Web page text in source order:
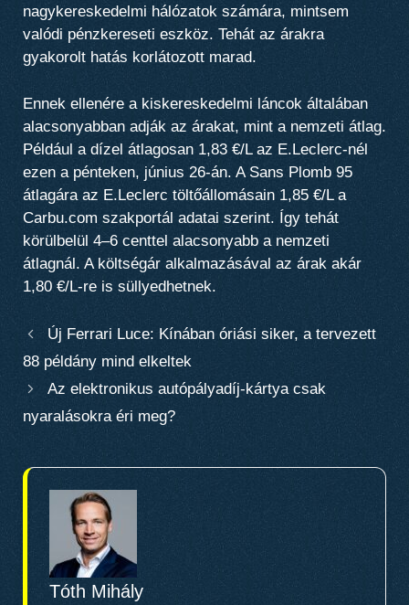
nagykereskedelmi hálózatok számára, mintsem
valódi pénzkereseti eszköz. Tehát az árakra
gyakorolt hatás korlátozott marad.
Ennek ellenére a kiskereskedelmi láncok általában
alacsonyabban adják az árakat, mint a nemzeti átlag.
Például a dízel átlagosan 1,83 €/L az E.Leclerc-nél
ezen a pénteken, június 26-án. A Sans Plomb 95
átlagára az E.Leclerc töltőállomásain 1,85 €/L a
Carbu.com szakportál adatai szerint. Így tehát
körülbelül 4–6 centtel alacsonyabb a nemzeti
átlagnál. A költségár alkalmazásával az árak akár
1,80 €/L-re is süllyedhetnek.
Új Ferrari Luce: Kínában óriási siker, a tervezett
88 példány mind elkeltek
Az elektronikus autópályadíj-kártya csak
nyaralásokra éri meg?
Tóth Mihály